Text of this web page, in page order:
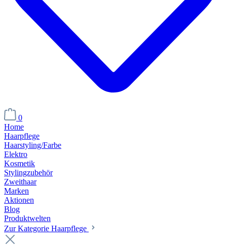
0
Home
Haarpflege
Haarstyling/Farbe
Elektro
Kosmetik
Stylingzubehör
Zweithaar
Marken
Aktionen
Blog
Produktwelten
Zur Kategorie Haarpflege